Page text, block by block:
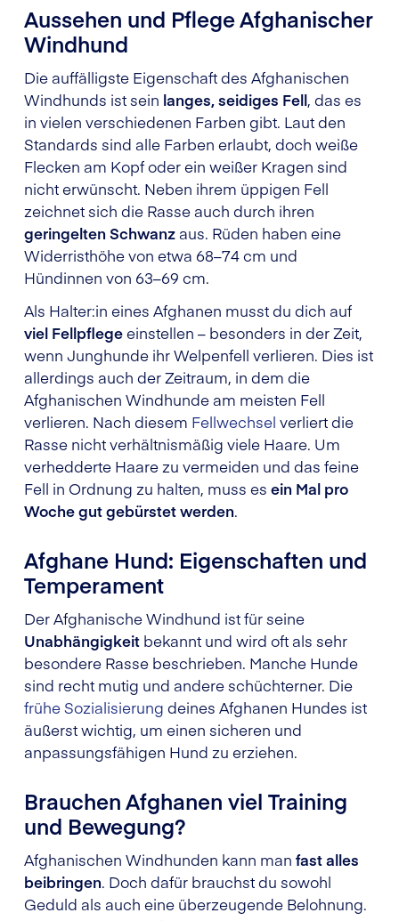
Aussehen und Pflege Afghanischer
Windhund
Die auffälligste Eigenschaft des Afghanischen
Windhunds ist sein langes, seidiges Fell, das es
in vielen verschiedenen Farben gibt. Laut den
Standards sind alle Farben erlaubt, doch weiße
Flecken am Kopf oder ein weißer Kragen sind
nicht erwünscht. Neben ihrem üppigen Fell
zeichnet sich die Rasse auch durch ihren
geringelten Schwanz aus. Rüden haben eine
Widerristhöhe von etwa 68–74 cm und
Hündinnen von 63–69 cm.
Als Halter:in eines Afghanen musst du dich auf
viel Fellpflegeeinstellen – besonders in der Zeit,
wenn Junghunde ihr Welpenfell verlieren. Dies ist
allerdings auch der Zeitraum, in dem die
Afghanischen Windhunde am meisten Fell
verlieren. Nach diesem Fellwechsel verliert die
Rasse nicht verhältnismäßig viele Haare. Um
verhedderte Haare zu vermeiden und das feine
Fell in Ordnung zu halten, muss es ein Mal pro
Woche gut gebürstet werden.
Afghane Hund: Eigenschaften und
Temperament
Der Afghanische Windhund ist für seine
Unabhängigkeit bekannt und wird oft als sehr
besondere Rasse beschrieben. Manche Hunde
sind recht mutig und andere schüchterner. Die
frühe Sozialisierung deines Afghanen Hundes ist
äußerst wichtig, um einen sicheren und
anpassungsfähigen Hund zu erziehen.
Brauchen Afghanen viel Training
und Bewegung?
Afghanischen Windhunden kann man fast alles
beibringen. Doch dafür brauchst du sowohl
Geduld als auch eine überzeugende Belohnung.